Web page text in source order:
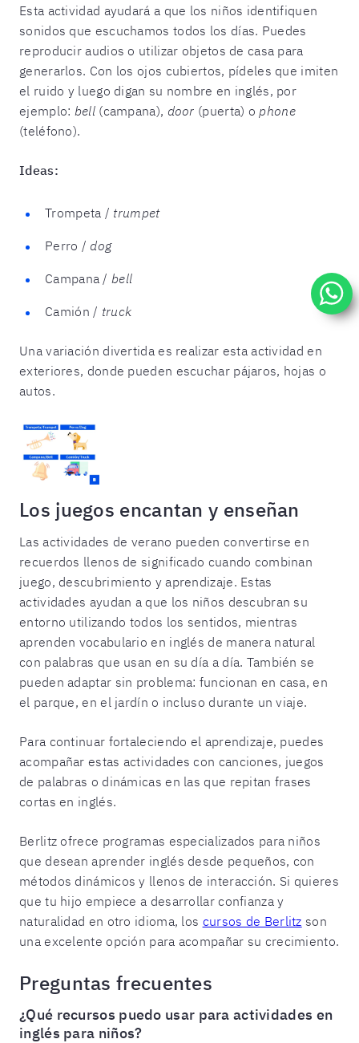
Esta actividad ayudará a que los niños identifiquen
sonidos que escuchamos todos los días. Puedes
reproducir audios o utilizar objetos de casa para
generarlos. Con los ojos cubiertos, pídeles que imiten
el ruido y luego digan su nombre en inglés, por
ejemplo: bell(campana), door (puerta) o phone
(teléfono).
Ideas:
Trompeta / trumpet
Perro / dog
Campana / bell
Camión / truck
Una variación divertida es realizar esta actividad en
exteriores, donde pueden escuchar pájaros, hojas o
autos.
Los juegos encantan y enseñan
Las actividades de verano pueden convertirse en
recuerdos llenos de significado cuando combinan
juego, descubrimiento y aprendizaje. Estas
actividades ayudan a que los niños descubran su
entorno utilizando todos los sentidos, mientras
aprenden vocabulario en inglés de manera natural
con palabras que usan en su día a día. También se
pueden adaptar sin problema: funcionan en casa, en
el parque, en el jardín o incluso durante un viaje.
Para continuar fortaleciendo el aprendizaje, puedes
acompañar estas actividades con canciones, juegos
de palabras o dinámicas en las que repitan frases
cortas en inglés.
Berlitz ofrece programas especializados para niños
que desean aprender inglés desde pequeños, con
métodos dinámicos y llenos de interacción. Si quieres
que tu hijo empiece a desarrollar confianza y
naturalidad en otro idioma, los cursos de Berlitz son
una excelente opción para acompañar su crecimiento.
Preguntas frecuentes
¿Qué recursos puedo usar para actividades en
inglés para niños?